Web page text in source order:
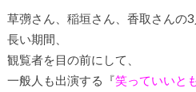
草彅さん、稲垣さん、香取さんの
長い期間、
観覧者を目の前にして、
一般人も出演する『笑っていいと